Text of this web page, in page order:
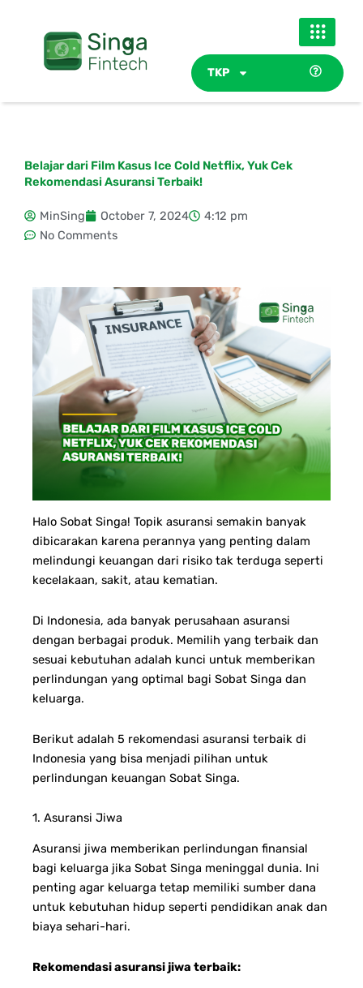
TKP
Belajar dari Film Kasus Ice Cold Netflix, Yuk Cek
Rekomendasi Asuransi Terbaik!
MinSing October 7, 2024
4:12 pm
No Comments
Halo Sobat Singa! Topik asuransi semakin banyak
dibicarakan karena perannya yang penting dalam
melindungi keuangan dari risiko tak terduga seperti
kecelakaan, sakit, atau kematian.
Di Indonesia, ada banyak perusahaan asuransi
dengan berbagai produk. Memilih yang terbaik dan
sesuai kebutuhan adalah kunci untuk memberikan
perlindungan yang optimal bagi Sobat Singa dan
keluarga.
Berikut adalah 5 rekomendasi asuransi terbaik di
Indonesia yang bisa menjadi pilihan untuk
perlindungan keuangan Sobat Singa.
1. Asuransi Jiwa
Asuransi jiwa memberikan perlindungan finansial
bagi keluarga jika Sobat Singa meninggal dunia. Ini
penting agar keluarga tetap memiliki sumber dana
untuk kebutuhan hidup seperti pendidikan anak dan
biaya sehari-hari.
Rekomendasi asuransi jiwa terbaik: